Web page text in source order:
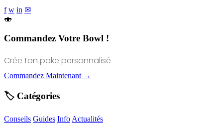
f w in ✉
🍣
Commandez Votre Bowl !
Crée ton poke personnalisé
Commandez Maintenant →
🏷️ Catégories
Conseils Guides Info Actualités